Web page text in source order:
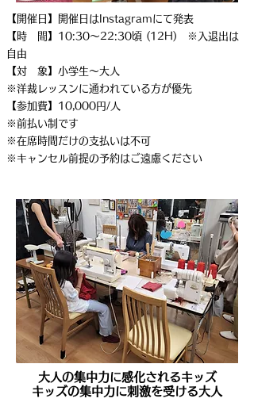
【開催日】開催日はInstagramにて発表
【時 間】10:30～22:30頃 (12H) ※入退出は
自由
【対 象】小学生～大人
※洋裁レッスンに通われている方が優先
【参加費】10,000円/人
※前払い制です
※在席時間だけの支払いは不可
​※キャンセル前提の予約はご遠慮ください
大人の集中力に感化されるキッズ
キッズの集中力に刺激を受ける大人